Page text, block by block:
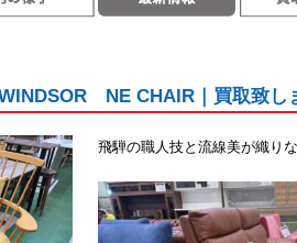
NE CHAIR｜買取致し
飛騨の職人技と流線美が織り